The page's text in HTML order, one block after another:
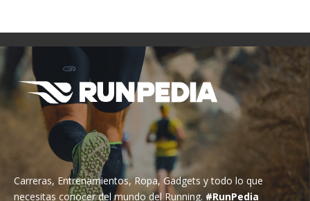
Carreras, Entrenamientos, Ropa, Gadgets y todo lo que
necesitas conocer del mundo del Running. #RunPedia